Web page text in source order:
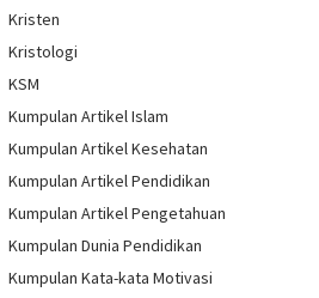
Kristen
Kristologi
KSM
Kumpulan Artikel Islam
Kumpulan Artikel Kesehatan
Kumpulan Artikel Pendidikan
Kumpulan Artikel Pengetahuan
Kumpulan Dunia Pendidikan
Kumpulan Kata-kata Motivasi